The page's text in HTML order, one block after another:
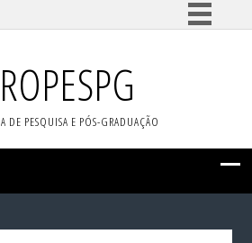
Comunica BR
Participe
Acesso à informação
DE PESQUISA E PÓS-GRADUAÇÃO